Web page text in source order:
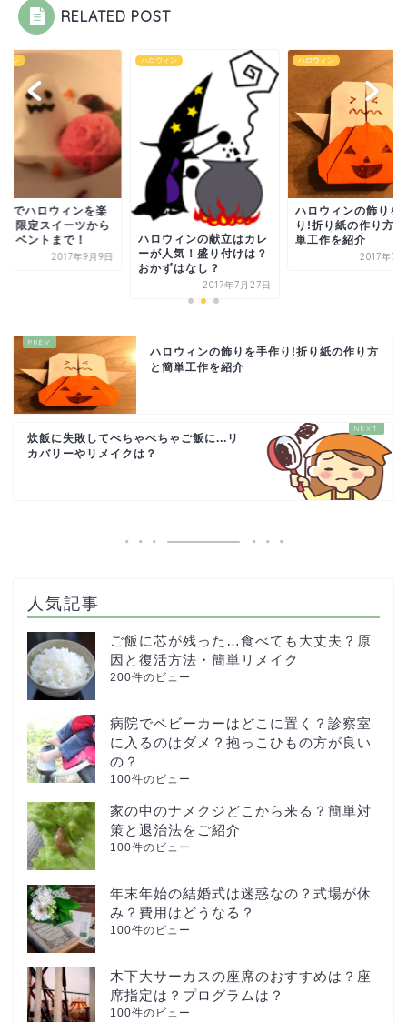
RELATED POST
ィン
でハロウィンを楽
！限定スイーツから
イベントまで！
2017年9月9日
ハロウィン
ハロウィンの献立はカレ
ーが人気！盛り付けは？
おかずはなし？
2017年7月27日
ハロウィン
ハロウィンの飾りを
り!折り紙の作り方
単工作を紹介
2017年7
ハロウィンの飾りを手作り!折り紙の作り方
と簡単工作を紹介
炊飯に失敗してべちゃべちゃご飯に...リ
カバリーやリメイクは？
人気記事
ご飯に芯が残った…食べても大丈夫？原
因と復活方法・簡単リメイク
200件のビュー
病院でベビーカーはどこに置く？診察室
に入るのはダメ？抱っこひもの方が良い
の？
100件のビュー
家の中のナメクジどこから来る？簡単対
策と退治法をご紹介
100件のビュー
年末年始の結婚式は迷惑なの？式場が休
み？費用はどうなる？
100件のビュー
木下大サーカスの座席のおすすめは？座
席指定は？プログラムは？
100件のビュー